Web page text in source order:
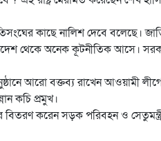
কাছে নালিশ দেবে বলেছে।
থেকে অনেক কূটনীতিক আসে।
আরো বক্তব্য রাখেন আওয়ামী
কচি প্রমুখ।
বিতরণ করেন সড়ক পরিবহন ও